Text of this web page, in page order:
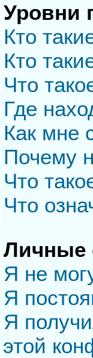
Уровни
Кто
Кто
Что
Где
Как мне
Почему
Что
Что
Личные
Я не
Я
Я
этой